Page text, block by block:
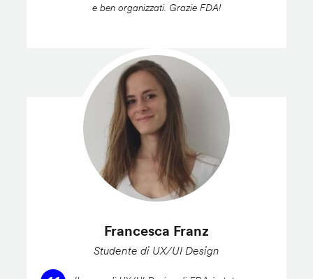
e ben organizzati. Grazie FDA!
Francesca Franz
Studente di UX/UI Design